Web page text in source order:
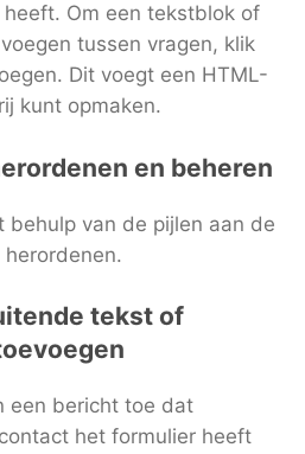
Om een tekstblok of
tussen vragen, klik
Dit voegt een HTML-
kunt opmaken.
en beheren
behulp van de pijlen aan de
tekst of
een bericht toe dat
het formulier heeft